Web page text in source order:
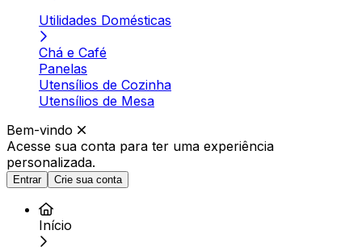
Utilidades Domésticas
Chá e Café
Panelas
Utensílios de Cozinha
Utensílios de Mesa
Bem-vindo
Acesse sua conta para ter uma experiência
personalizada.
Entrar Crie sua conta
Início